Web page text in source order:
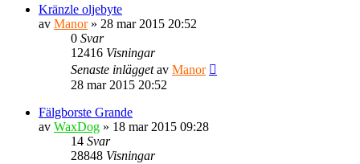
Kränzle oljebyte
av Manor» 28 mar 2015 20:52
0 Svar
12416 Visningar
Senaste inläggetav Manor
28 mar 2015 20:52
Fälgborste Grande
av WaxDog » 18 mar 2015 09:28
14 Svar
28848 Visningar